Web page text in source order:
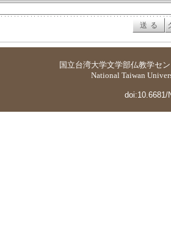
国立台湾大学文学部仏教学セ
National Taiwan
doi:10.6681/